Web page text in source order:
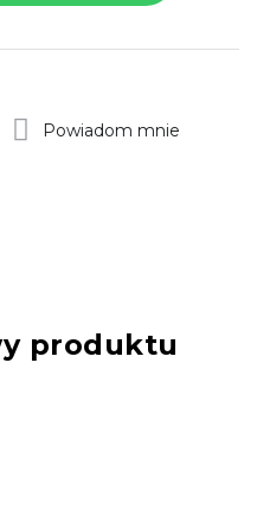
Powiadom mnie
produktu